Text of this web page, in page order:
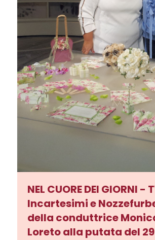
NEL CUORE DEI GIORNI -
Incartesimi e
della conduttrice
Loreto alla putata del 29